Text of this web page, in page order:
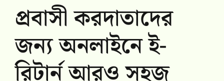
প্রবাসী করদাতাদের
জন্য অনলাইনে ই-